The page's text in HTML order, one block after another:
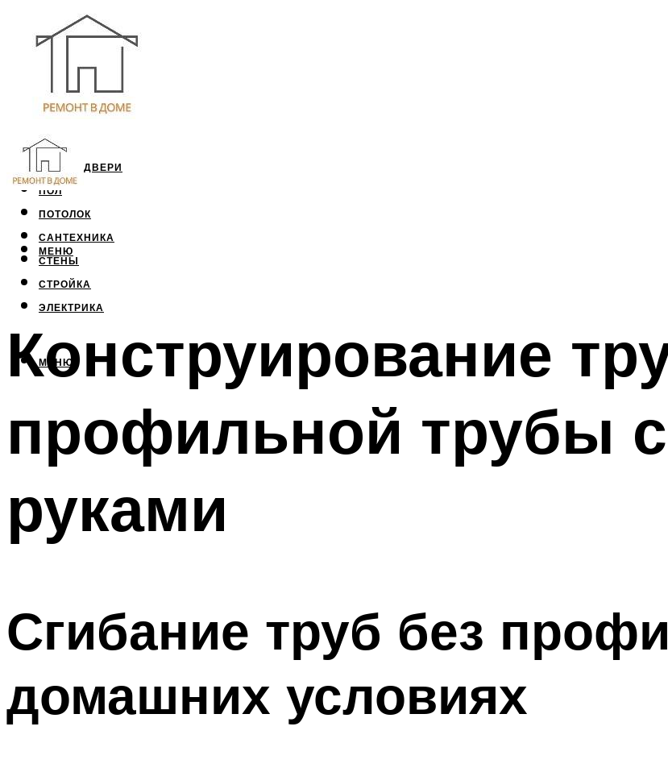
ОКНА И ДВЕРИ
ПОЛ
ПОТОЛОК
САНТЕХНИКА
СТЕНЫ
СТРОЙКА
ЭЛЕКТРИКА
МЕНЮ
МЕНЮ
Конструирование
профильной трубы
руками
Сгибание труб без
домашних условиях